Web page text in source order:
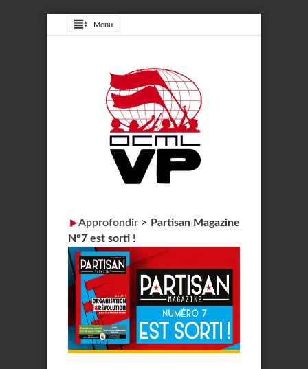
Menu
Approfondir > Partisan Magazine
N°7 est sorti !